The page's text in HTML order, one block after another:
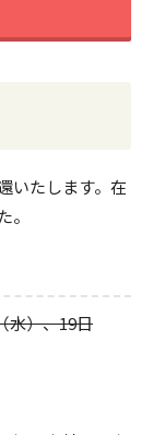
いたします。在
水）、19日